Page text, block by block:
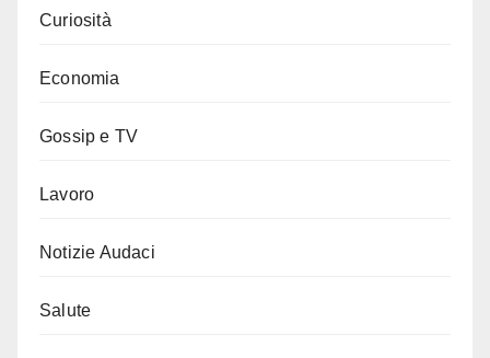
Curiosità
Economia
Gossip e TV
Lavoro
Notizie Audaci
Salute